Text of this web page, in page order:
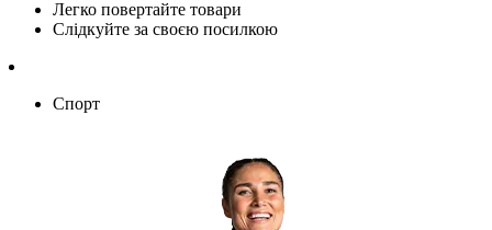
Легко повертайте товари
Слідкуйте за своєю посилкою
Спорт